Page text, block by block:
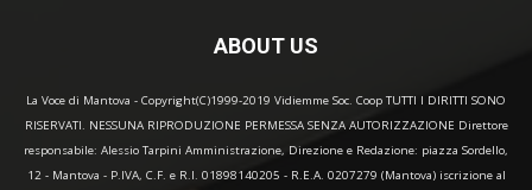
ABOUT US
La Voce di Mantova - Copyright(C)1999-2019 Vidiemme Soc. Coop TUTTI I DIRITTI SONO
RISERVATI. NESSUNA RIPRODUZIONE PERMESSA SENZA AUTORIZZAZIONE Direttore
responsabile: Alessio Tarpini Amministrazione, Direzione e Redazione: piazza Sordello,
12 - Mantova - P.IVA, C.F. e R.I. 01898140205 - R.E.A. 0207279 (Mantova) iscrizione al